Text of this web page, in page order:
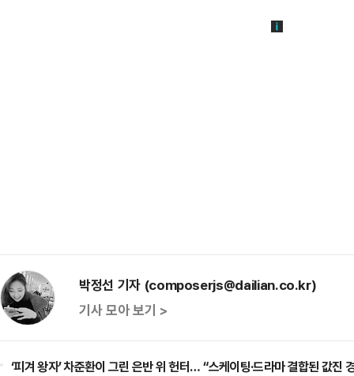
박정선 기자 (composerjs@dailian.co.kr)
기사 모아 보기 >
‘피겨 왕자’ 차준환이 그린 은반 위 헌터… “스케이팅·드라마 결합된 값진